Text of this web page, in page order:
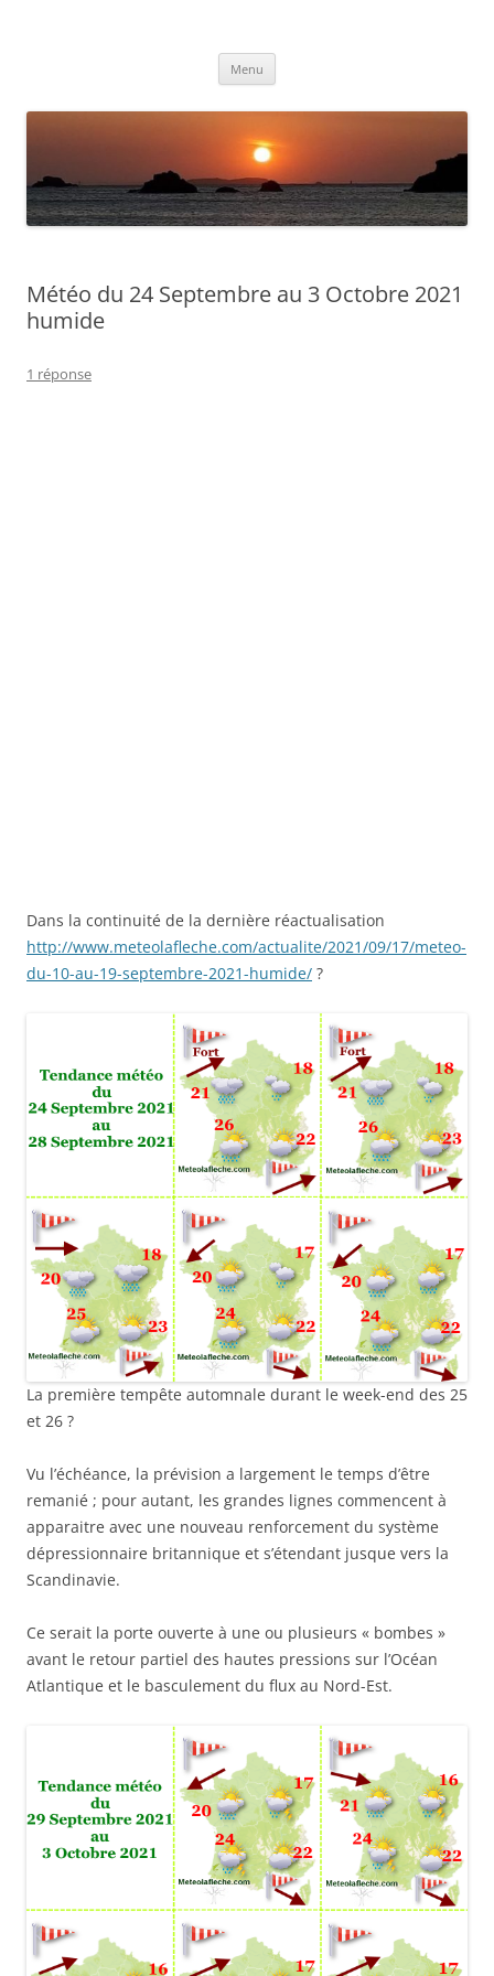
Menu
Météo du 24 Septembre au 3 Octobre 2021
humide
1 réponse
Dans la continuité de la dernière réactualisation
http://www.meteolafleche.com/actualite/2021/09/17/meteo-
du-10-au-19-septembre-2021-humide/ ?
La première tempête automnale durant le week-end des 25
et 26 ?
Vu l’échéance, la prévision a largement le temps d’être
remanié ; pour autant, les grandes lignes commencent à
apparaitre avec une nouveau renforcement du système
dépressionnaire britannique et s’étendant jusque vers la
Scandinavie.
Ce serait la porte ouverte à une ou plusieurs « bombes »
avant le retour partiel des hautes pressions sur l’Océan
Atlantique et le basculement du flux au Nord-Est.